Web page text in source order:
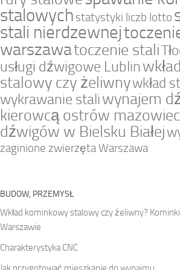
stalowych statystyki liczb lotto
stali nierdzewnej
warszawatoczenie stali
usługi dźwigowe Lublin
stalowy czy żeliwnywkład
wykrawanie staliwynajem
kierowcą ostrów
dźwigów w Bielsku Białej
zaginione zwierzęta Warszawa
BUDOW, PRZEMYSŁ
Wkład kominkowy stalowy czy żeliwny?
Warszawie
Charakterystyka CNC